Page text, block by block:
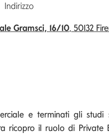
Indirizzo
Gramsci, 16/10, 50132
e terminati gli studi
ricopro il ruolo di Private